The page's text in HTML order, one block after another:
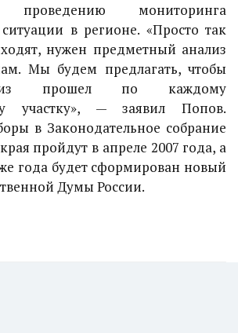
мониторинга
в регионе. «Просто так
нужен предметный анализ
Мы будем предлагать, чтобы
прошел по каждому
участку», — заявил Попов.
в Законодательное собрание
пройдут в апреле 2007 года, а
года будет сформирован новый
Думы России.